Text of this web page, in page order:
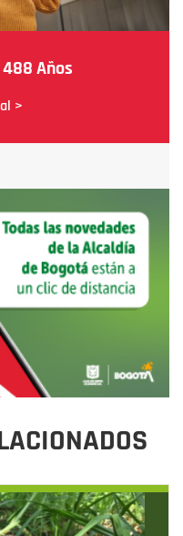
Años
>